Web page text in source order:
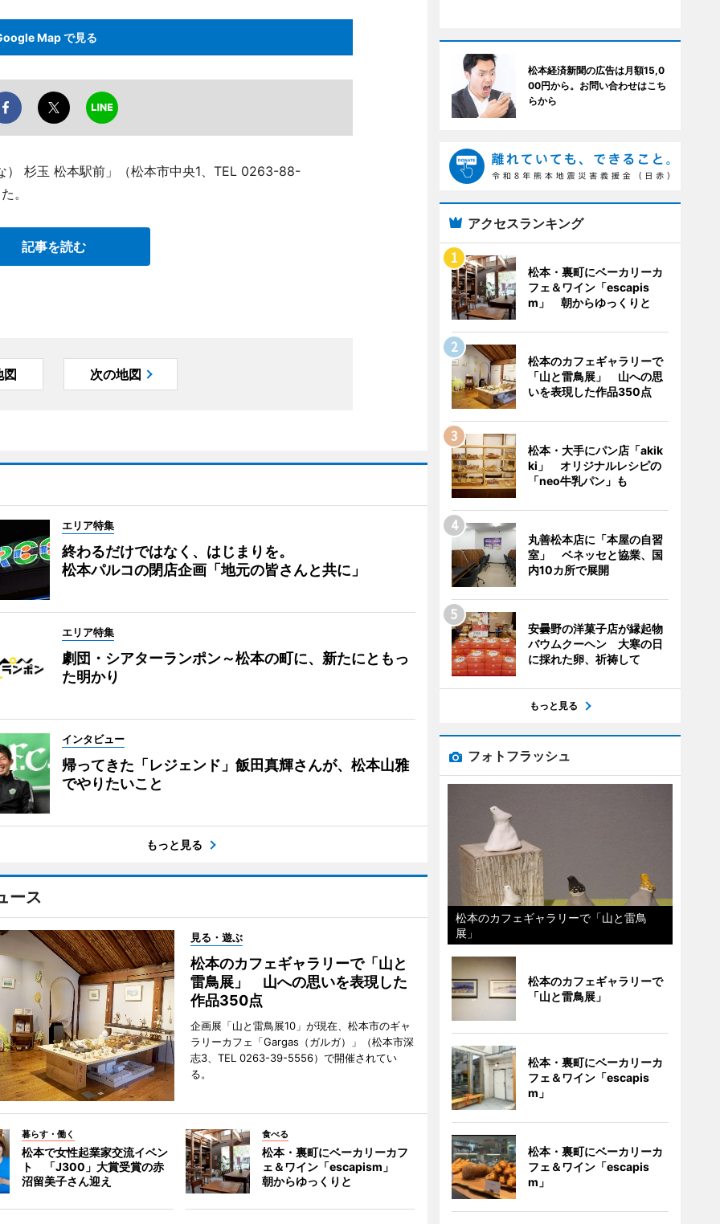
Map で見る
） 杉玉 松本駅前」（松本市中央1、TEL 0263-88-
。
記事を読む
図 次の地図
エリア特集
終わるだけではなく、はじまりを。
松本パルコの閉店企画「地元の皆さんと共に」
エリア特集
劇団・シアターランポン～松本の町に、新たにともっ
た明かり
インタビュー
帰ってきた「レジェンド」飯田真輝さんが、松本山雅
でやりたいこと
もっと見る
ース
見る・遊ぶ
松本のカフェギャラリーで「山と
雷鳥展」 山への思いを表現した
作品350点
企画展「山と雷鳥展10」が現在、松本市のギャ
ラリーカフェ「Gargas（ガルガ）」（松本市深
志3、TEL 0263-39-5556）で開催されてい
る。
暮らす・働く
松本で女性起業家交流イベン
ト 「J300」大賞受賞の赤
沼留美子さん迎え
食べる
松本・裏町にベーカリーカフ
ェ＆ワイン「escapism」
朝からゆっくりと
松本経済新聞の広告は月額15,0
00円から。お問い合わせはこち
らから
アクセスランキング
松本・裏町にベーカリーカ
フェ＆ワイン「escapis
m」 朝からゆっくりと
松本のカフェギャラリーで
「山と雷鳥展」 山への思
いを表現した作品350点
松本・大手にパン店「akik
ki」 オリジナルレシピの
「neo牛乳パン」も
丸善松本店に「本屋の自習
室」 ベネッセと協業、国
内10カ所で展開
安曇野の洋菓子店が縁起物
バウムクーヘン 大寒の日
に採れた卵、祈祷して
もっと見る
フォトフラッシュ
松本のカフェギャラリーで「山と雷鳥
展」
松本のカフェギャラリーで
「山と雷鳥展」
松本・裏町にベーカリーカ
フェ＆ワイン「escapis
m」
松本・裏町にベーカリーカ
フェ＆ワイン「escapis
m」